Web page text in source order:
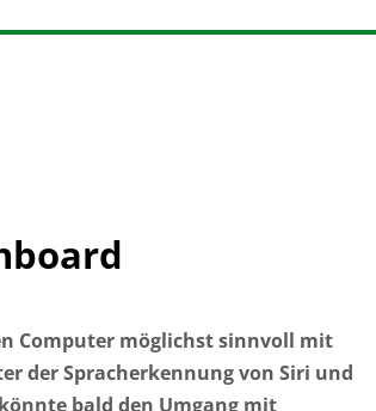
Computer möglichst sinnvoll mit
der Spracherkennung von Siri und
bald den Umgang mit